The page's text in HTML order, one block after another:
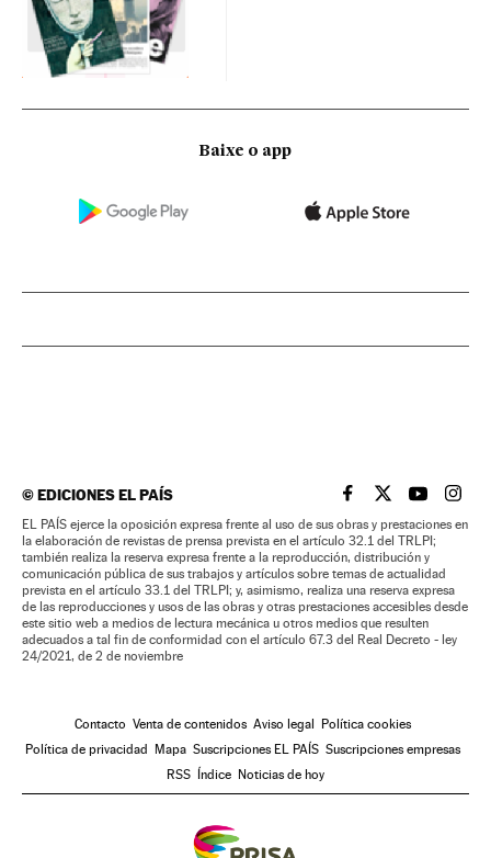
Baixe o app
©EDICIONES EL PAÍS EL PAÍS BRASIL EN
EL PAÍSEL PAÍS
EL
EL PAÍS ejerce la oposición expresa frente al uso de sus obras y prestaciones en
la elaboración de revistas de prensa prevista en el artículo 32.1 del TRLPI;
también realiza la reserva expresa frente a la reproducción, distribución y
comunicación pública de sus trabajos y artículos sobre temas de actualidad
prevista en el artículo 33.1 del TRLPI; y, asimismo, realiza una reserva expresa
de las reproducciones y usos de las obras y otras prestaciones accesibles desde
este sitio web a medios de lectura mecánica u otros medios que resulten
adecuados a tal fin de conformidad con el artículo 67.3 del Real Decreto - ley
24/2021, de 2 de noviembre
Contacto Venta de contenidos Aviso legal
Política cookies
Política de privacidad
Mapa Suscripciones EL PAÍS Suscripciones empresas
RSS
Índice Noticias de hoy